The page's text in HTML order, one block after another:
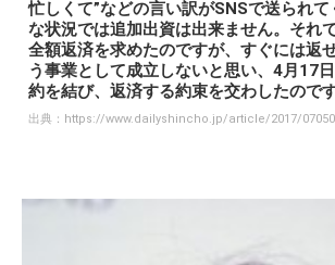
忙しくて”などの言い訳がSNSで送られ
な状況では追加出資は出来ません。それ
全額返済を求めたのですが、すぐには返
う事業として成立しないと思い、4月17
約を結び、返済する約束を交わしたのです
出典： https://www.dailyshincho.jp/article/2017/